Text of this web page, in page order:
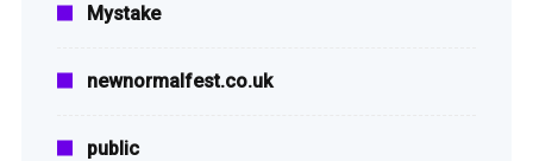
Mystake
newnormalfest.co.uk
public